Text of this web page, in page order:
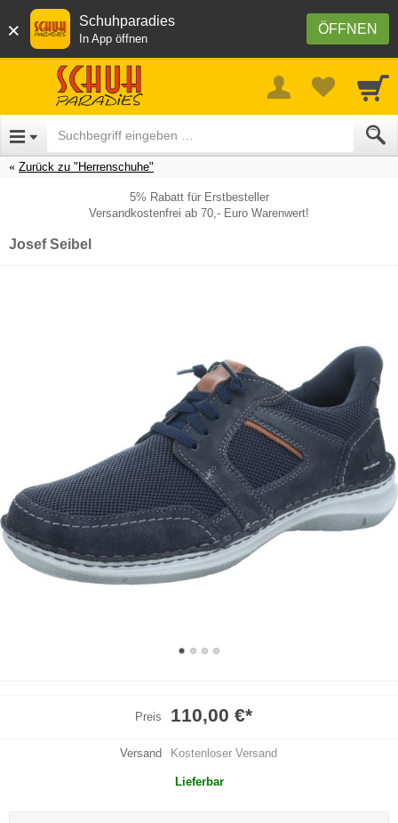
× ÖFFNEN
Schuhparadies
In App öffnen
Zurück zu "Herrenschuhe"
5% Rabatt für Erstbesteller
Versandkostenfrei ab 70,- Euro Warenwert!
Josef Seibel
Preis 110,00 €*
Versand Kostenloser Versand
Lieferbar